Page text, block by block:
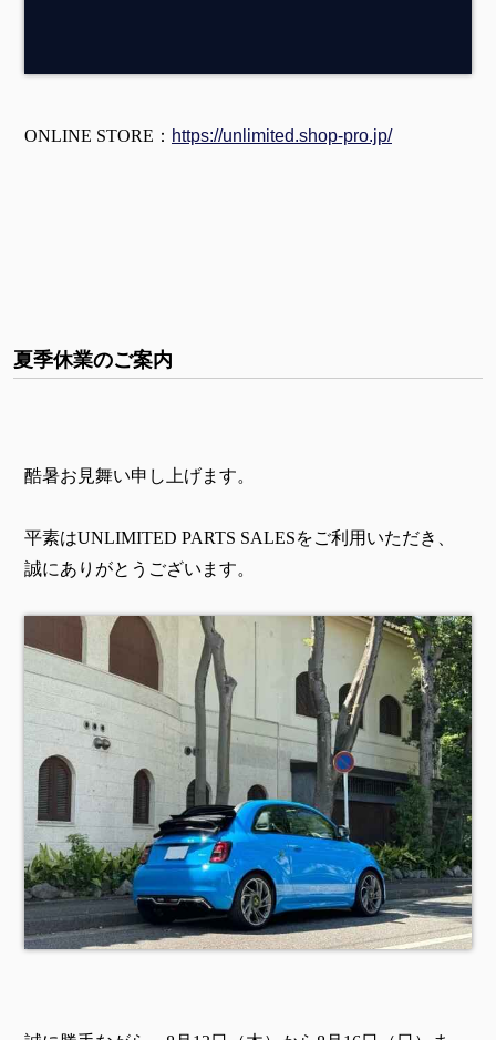
ONLINE STORE： https://unlimited.shop-pro.jp/
夏季休業のご案内
酷暑お見舞い申し上げます。
平素はUNLIMITED PARTS SALESをご利用いただき、
誠にありがとうございます。